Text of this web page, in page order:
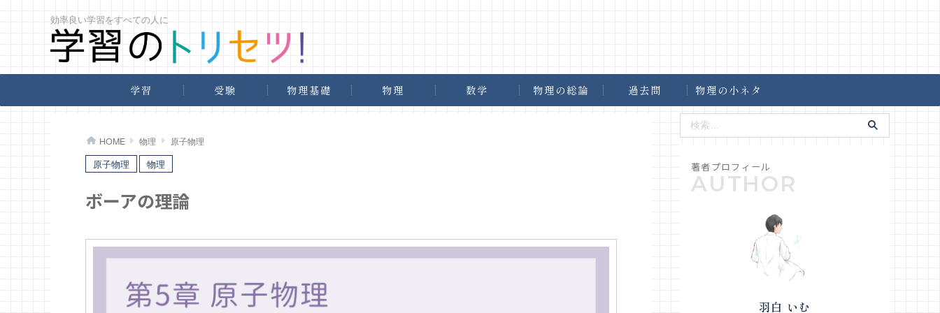
効率良い学習をすべての人に
学習 受験 物理基礎 物理 数学 物理の総論 過去問 物理の小ネタ
HOME > 物理 > 原子物理
原子物理
物理
ボーアの理論
羽白 いむ